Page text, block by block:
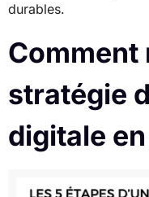
durables.
Comment
stratégie
digitale